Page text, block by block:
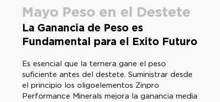
Mayo Peso en el Destete
La Ganancia de Peso es
Fundamental para el Exito Futuro
Es esencial que la ternera gane el peso
suficiente antes del destete. Suministrar desde
el principio los oligoelementos Zinpro
Performance Minerals mejora la ganancia media